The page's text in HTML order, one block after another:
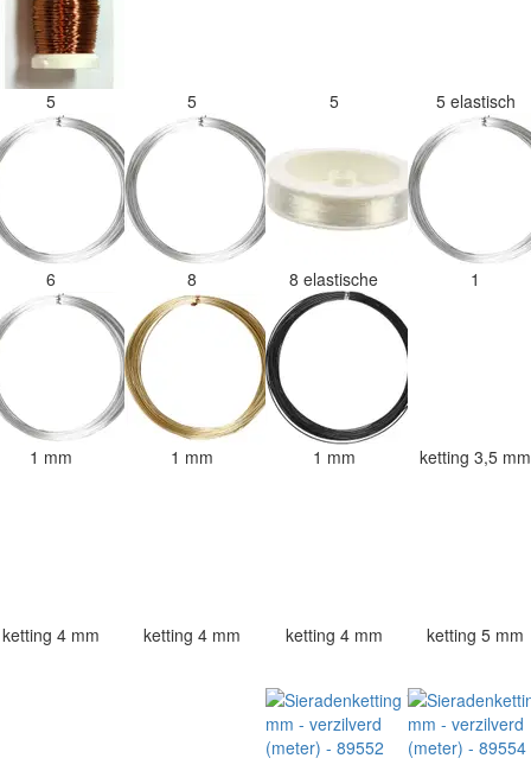
5 5 5 5 elastisch
6 8 8 elastische 1
1 mm 1 mm 1 mm ketting 3,5
ketting 4 mm ketting 4 mm ketting 4 mm ketting 5 mm